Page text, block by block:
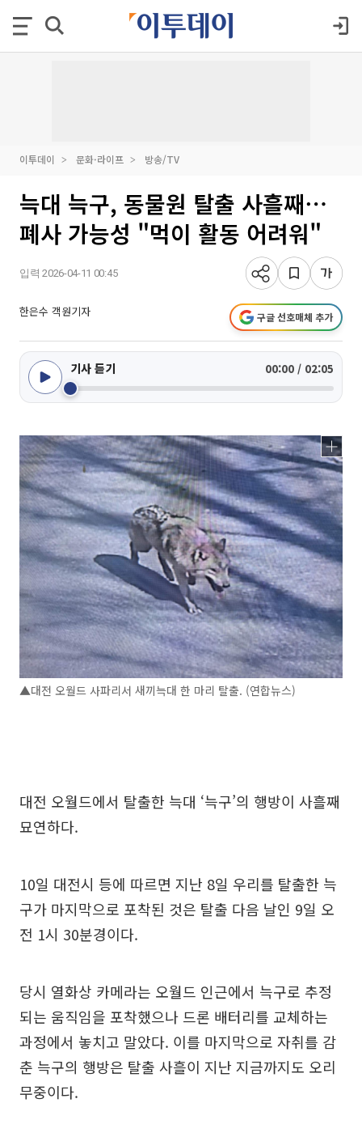
이투데이 문화·라이프 방송/TV
늑대 늑구, 동물원 탈출 사흘째⋯
폐사 가능성 "먹이 활동 어려워"
입력 2026-04-11 00:45
한은수 객원기자 구글 선호매체 추가
기사 듣기 00:00 / 02:05
▲대전 오월드 사파리서 새끼늑대 한 마리 탈출. (연합뉴스)
대전 오월드에서 탈출한 늑대 ‘늑구’의 행방이 사흘째
묘연하다.
10일 대전시 등에 따르면 지난 8일 우리를 탈출한 늑
구가 마지막으로 포착된 것은 탈출 다음 날인 9일 오
전 1시 30분경이다.
당시 열화상 카메라는 오월드 인근에서 늑구로 추정
되는 움직임을 포착했으나 드론 배터리를 교체하는
과정에서 놓치고 말았다. 이를 마지막으로 자취를 감
춘 늑구의 행방은 탈출 사흘이 지난 지금까지도 오리
무중이다.